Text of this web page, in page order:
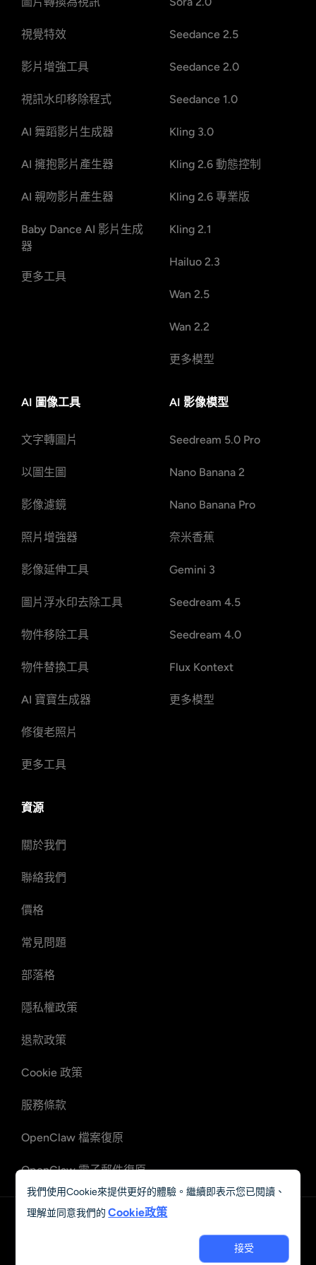
視覺特效
影片增強工具
視訊水印移除程式
AI 舞蹈影片生成器
AI 擁抱影片產生器
AI 親吻影片產生器
Baby Dance AI 影片生成
器
更多工具
Seedance 2.5
Seedance 2.0
Seedance 1.0
Kling 3.0
Kling 2.6 動態控制
Kling 2.6 專業版
Kling 2.1
Hailuo 2.3
Wan 2.5
Wan 2.2
更多模型
AI 圖像工具
文字轉圖片
以圖生圖
影像濾鏡
照片增強器
影像延伸工具
圖片浮水印去除工具
物件移除工具
物件替換工具
AI 寶寶生成器
修復老照片
更多工具
AI 影像模型
Seedream 5.0 Pro
Nano Banana 2
Nano Banana Pro
奈米香蕉
Gemini 3
Seedream 4.5
Seedream 4.0
Flux Kontext
更多模型
資源
關於我們
聯絡我們
價格
常見問題
部落格
隱私權政策
退款政策
Cookie 政策
服務條款
OpenClaw 檔案復原
OpenClaw 電子郵件復原
© 2023 - 2026 Grand Vision Tech Software Limited. All rights
我們使用Cookie來提供更好的體驗。繼續即表示您已閱讀、
理解並同意我們的Cookie政策
接受